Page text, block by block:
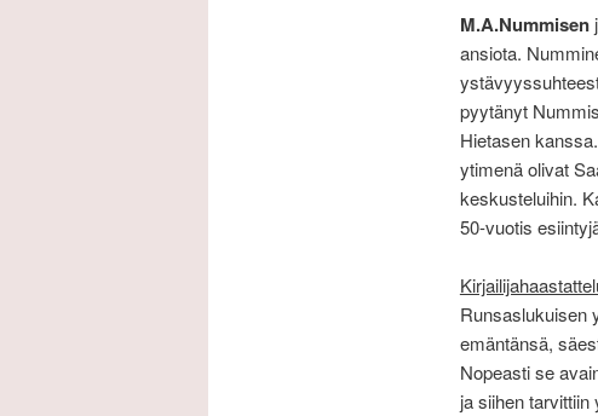
M.A.Nummisen
ansiota.
pyytänyt
Hietasen
ytimenä olivat
keskusteluihin.
50-vuotis
Runsaslukuisen
emäntänsä,
Nopeasti se
ja siihen tarvittiin